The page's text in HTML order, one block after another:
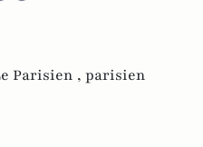
Parisien , parisien